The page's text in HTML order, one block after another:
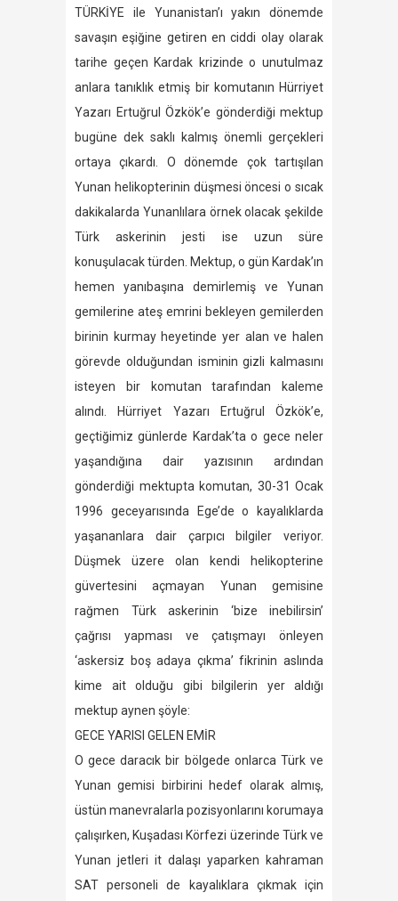
TÜRKİYE ile Yunanistan’ı yakın dönemde
savaşın eşiğine getiren en ciddi olay olarak
tarihe geçen Kardak krizinde o unutulmaz
anlara tanıklık etmiş bir komutanın Hürriyet
Yazarı Ertuğrul Özkök’e gönderdiği mektup
bugüne dek saklı kalmış önemli gerçekleri
ortaya çıkardı. O dönemde çok tartışılan
Yunan helikopterinin düşmesi öncesi o sıcak
dakikalarda Yunanlılara örnek olacak şekilde
Türk askerinin jesti ise uzun süre
konuşulacak türden. Mektup, o gün Kardak’ın
hemen yanıbaşına demirlemiş ve Yunan
gemilerine ateş emrini bekleyen gemilerden
birinin kurmay heyetinde yer alan ve halen
görevde olduğundan isminin gizli kalmasını
isteyen bir komutan tarafından kaleme
alındı. Hürriyet Yazarı Ertuğrul Özkök’e,
geçtiğimiz günlerde Kardak’ta o gece neler
yaşandığına dair yazısının ardından
gönderdiği mektupta komutan, 30-31 Ocak
1996 geceyarısında Ege’de o kayalıklarda
yaşananlara dair çarpıcı bilgiler veriyor.
Düşmek üzere olan kendi helikopterine
güvertesini açmayan Yunan gemisine
rağmen Türk askerinin ‘bize inebilirsin’
çağrısı yapması ve çatışmayı önleyen
‘askersiz boş adaya çıkma’ fikrinin aslında
kime ait olduğu gibi bilgilerin yer aldığı
mektup aynen şöyle:
GECE YARISI GELEN EMİR
O gece daracık bir bölgede onlarca Türk ve
Yunan gemisi birbirini hedef olarak almış,
üstün manevralarla pozisyonlarını korumaya
çalışırken, Kuşadası Körfezi üzerinde Türk ve
Yunan jetleri it dalaşı yaparken kahraman
SAT personeli de kayalıklara çıkmak için